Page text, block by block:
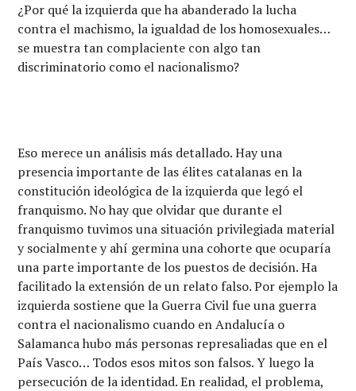
¿Por qué la izquierda que ha abanderado la lucha
contra el machismo, la igualdad de los homosexuales…
se muestra tan complaciente con algo tan
discriminatorio como el nacionalismo?
Eso merece un análisis más detallado. Hay una
presencia importante de las élites catalanas en la
constitución ideológica de la izquierda que legó el
franquismo. No hay que olvidar que durante el
franquismo tuvimos una situación privilegiada material
y socialmente y ahí germina una cohorte que ocuparía
una parte importante de los puestos de decisión. Ha
facilitado la extensión de un relato falso. Por ejemplo la
izquierda sostiene que la Guerra Civil fue una guerra
contra el nacionalismo cuando en Andalucía o
Salamanca hubo más personas represaliadas que en el
País Vasco… Todos esos mitos son falsos. Y luego la
persecución de la identidad. En realidad, el problema,